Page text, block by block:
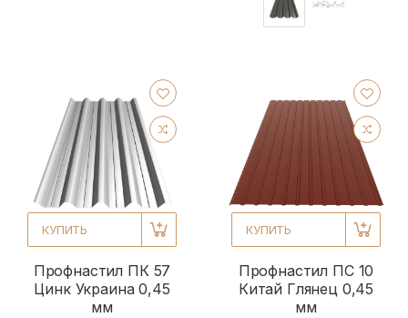
КУПИТЬ
Профнастил ПК 57
Цинк Украина 0,45
мм
КУПИТЬ
Профнастил ПС 10
Китай Глянец 0,45
мм